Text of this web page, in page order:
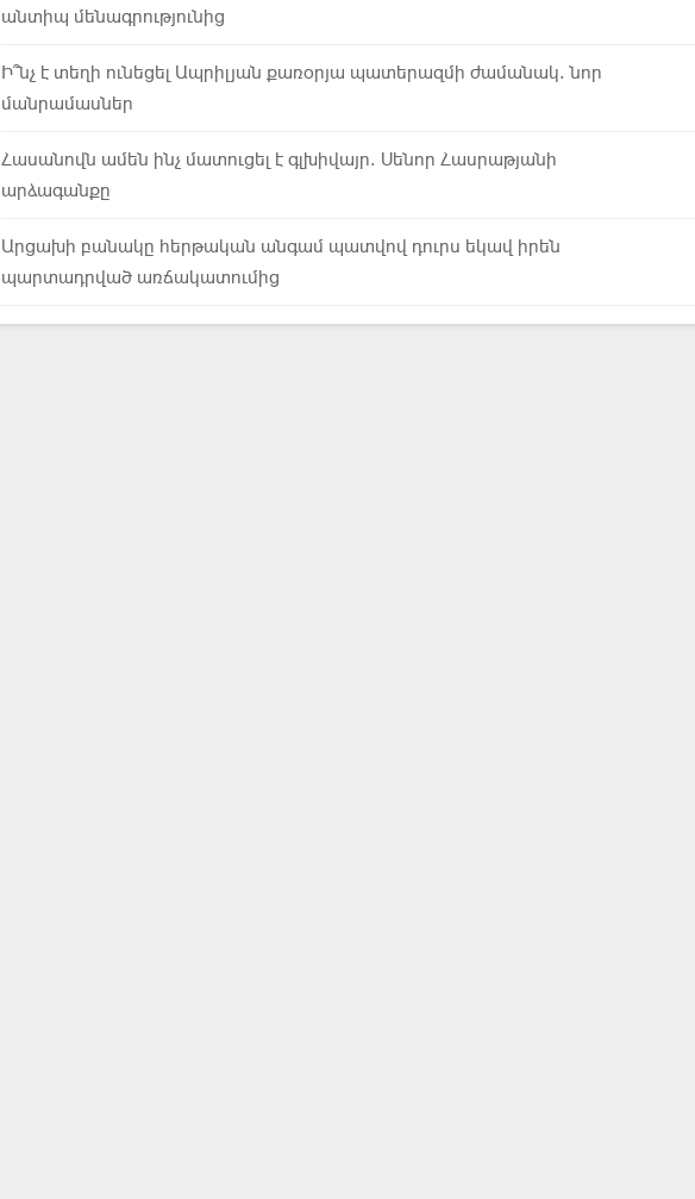
անտիպ մենագրությունից
Ի՞նչ է տեղի ունեցել Ապրիլյան քառօրյա պատերազմի ժամանակ. նոր
մանրամասներ
Հասանովն ամեն ինչ մատուցել է գլխիվայր. Սենոր Հասրաթյանի
արձագանքը
Արցախի բանակը հերթական անգամ պատվով դուրս եկավ իրեն
պարտադրված առճակատումից